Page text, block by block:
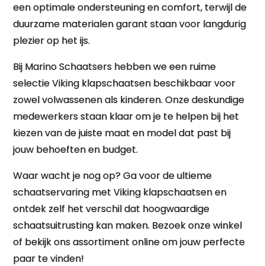
een optimale ondersteuning en comfort, terwijl de
duurzame materialen garant staan voor langdurig
plezier op het ijs.
Bij Marino Schaatsers hebben we een ruime
selectie Viking klapschaatsen beschikbaar voor
zowel volwassenen als kinderen. Onze deskundige
medewerkers staan klaar om je te helpen bij het
kiezen van de juiste maat en model dat past bij
jouw behoeften en budget.
Waar wacht je nog op? Ga voor de ultieme
schaatservaring met Viking klapschaatsen en
ontdek zelf het verschil dat hoogwaardige
schaatsuitrusting kan maken. Bezoek onze winkel
of bekijk ons assortiment online om jouw perfecte
paar te vinden!